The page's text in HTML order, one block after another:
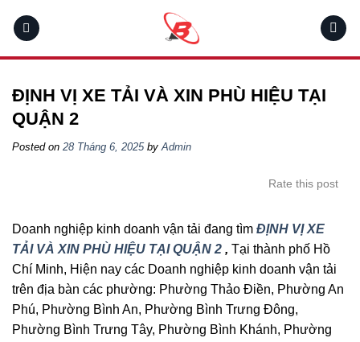
ĐỊNH VỊ XE TẢI VÀ XIN PHÙ HIỆU TẠI
QUẬN 2
Posted on 28 Tháng 6, 2025byAdmin
Rate this post
Doanh nghiệp kinh doanh vận tải đang tìm ĐỊNH VỊ XE
TẢI VÀ XIN PHÙ HIỆU TẠI QUẬN 2 , Tại thành phố Hồ
Chí Minh, Hiện nay các Doanh nghiệp kinh doanh vận tải
trên địa bàn các phường: Phường Thảo Điền, Phường An
Phú, Phường Bình An, Phường Bình Trưng Đông,
Phường Bình Trưng Tây, Phường Bình Khánh, Phường